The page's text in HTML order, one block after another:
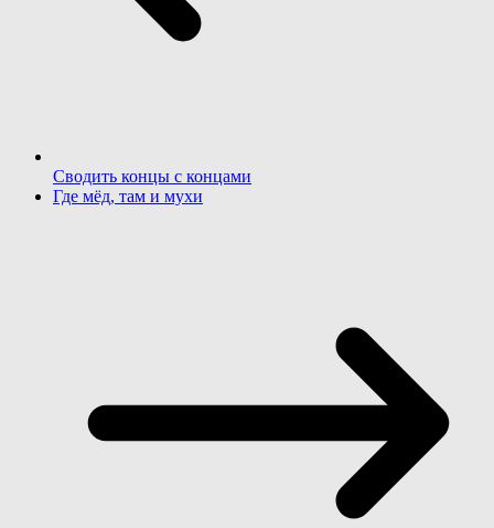
Сводить концы с концами
Где мёд, там и мухи